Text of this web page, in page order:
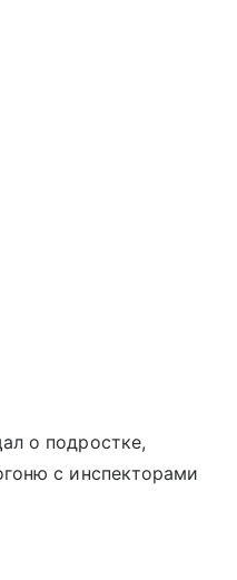
о подростке,
с инспекторами